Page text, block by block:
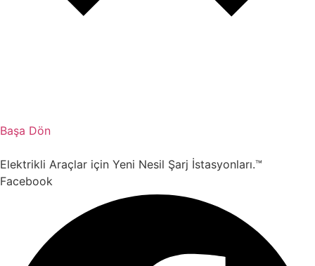
Başa Dön
Elektrikli Araçlar için Yeni Nesil Şarj İstasyonları.™
Facebook